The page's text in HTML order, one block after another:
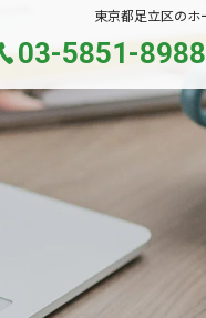
東京都足立区の
03-5851-8988